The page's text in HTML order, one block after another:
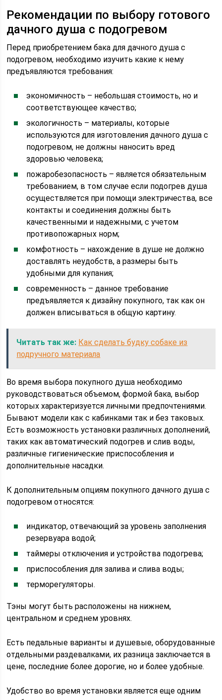
Рекомендации по выбору готового
дачного душа с подогревом
Перед приобретением бака для дачного душа с
подогревом, необходимо изучить какие к нему
предъявляются требования:
экономичность – небольшая стоимость, но и
соответствующее качество;
экологичность – материалы, которые
используются для изготовления дачного душа с
подогревом, не должны наносить вред
здоровью человека;
пожаробезопасность – является обязательным
требованием, в том случае если подогрев душа
осуществляется при помощи электричества, все
контакты и соединения должны быть
качественными и надежными, с учетом
противопожарных норм;
комфотность – нахождение в душе не должно
доставлять неудобств, а размеры быть
удобными для купания;
современность – данное требование
предъявляется к дизайну покупного, так как он
должен вписываться в общую картину.
Читать так же: Как сделать будку собаке из
подручного материала
Во время выбора покупного душа необходимо
руководствоваться объемом, формой бака, выбор
которых характеризуется личными предпочтениями.
Бывают модели как с кабинками так и без таковых.
Есть возможность установки различных дополнений,
таких как автоматический подогрев и слив воды,
различные гигиенические приспособления и
дополнительные насадки.
К дополнительным опциям покупного дачного душа с
подогревом относятся:
индикатор, отвечающий за уровень заполнения
резервуара водой;
таймеры отключения и устройства подогрева;
приспособления для залива и слива воды;
терморегуляторы.
Тэны могут быть расположены на нижнем,
центральном и среднем уровнях.
Есть педальные варианты и душевые, оборудованные
отдельными раздевалками, их разница заключается в
цене, последние более дорогие, но и более удобные.
Удобство во время установки является еще одним